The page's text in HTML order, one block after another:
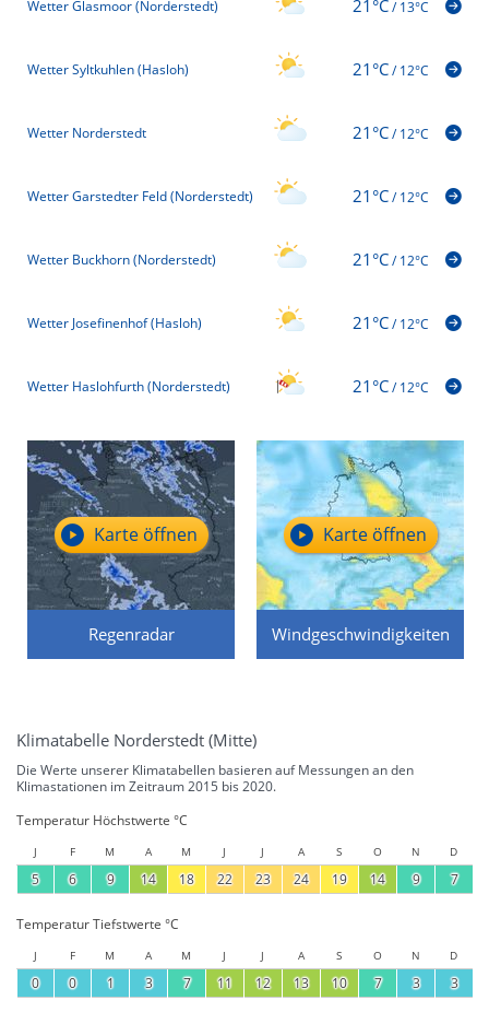
Wetter Glasmoor (Norderstedt) 21°C/13°C
Wetter Syltkuhlen (Hasloh) 21°C/12°C
Wetter Norderstedt 21°C/12°C
Wetter Garstedter Feld (Norderstedt) 21°C/12°C
Wetter Buckhorn (Norderstedt) 21°C/12°C
Wetter Josefinenhof (Hasloh) 21°C/12°C
Wetter Haslohfurth (Norderstedt) 21°C/12°C
Regenradar
Karte öffnen
Windgeschwindigkeiten
Karte öffnen
Klimatabelle Norderstedt (Mitte)
Die Werte unserer Klimatabellen basieren auf Messungen an den
Klimastationen im Zeitraum 2015 bis 2020.
Temperatur Höchstwerte °C
J F M A M J J A S O N D
5 6 9 14 18 22 23 24 19 14 9 7
Temperatur Tiefstwerte °C
J F M A M J J A S O N D
0 0 1 3 7 11 12 13 10 7 3 3